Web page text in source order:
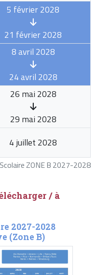
ZONE B 2027-2028
5 février 2028
21 février 2028
8 avril 2028
24 avril 2028
26 mai 2028
29 mai 2028
4 juillet 2028
/ à
2027-2028
(Zone B)